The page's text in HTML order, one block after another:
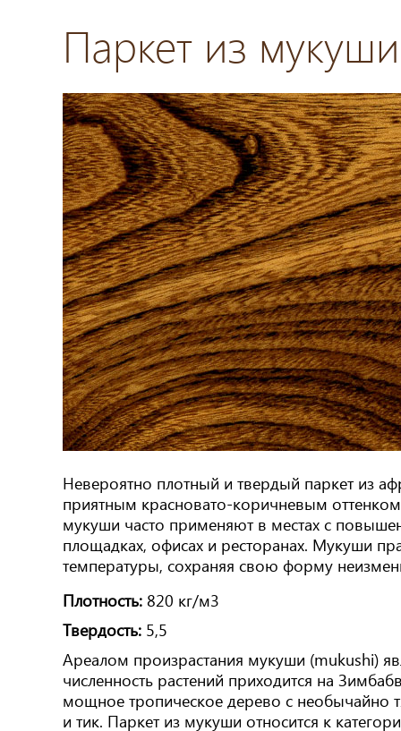
Паркет из мукуши
Невероятно плотный и твердый паркет из
приятным красновато-коричневым
мукуши часто применяют в местах с
площадках, офисах и ресторанах. Мукуши
температуры, сохраняя свою форму
Плотность: 820 кг/м3
Твердость: 5,5
Ареалом произрастания мукуши (mukushi)
численность растений приходится на
мощное тропическое дерево с необычайно
и тик. Паркет из мукуши относится к